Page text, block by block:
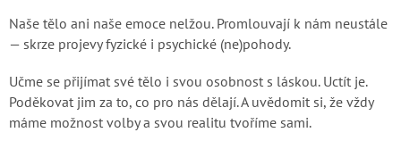
Naše tělo ani naše emoce nelžou. Promlouvají k nám neustále
— skrze projevy fyzické i psychické (ne)pohody.
Učme se přijímat své tělo i svou osobnost s láskou. Uctít je.
Poděkovat jim za to, co pro nás dělají. A uvědomit si, že vždy
máme možnost volby a svou realitu tvoříme sami.